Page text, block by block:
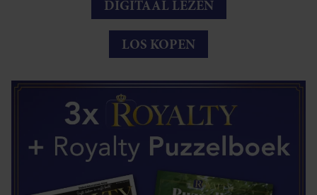
DIGITAAL LEZEN
LOS KOPEN